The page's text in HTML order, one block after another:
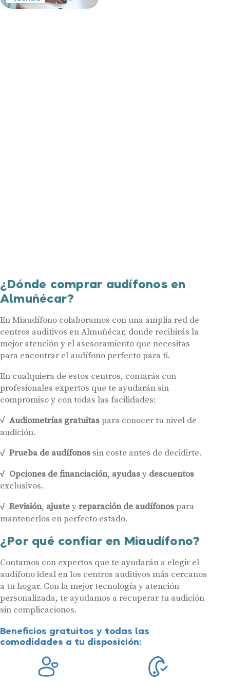
¿Dónde comprar audífonos en
Almuñécar?
En Miaudífono colaboramos con una amplia red de
centros auditivos en Almuñécar, donde recibirás la
mejor atención y el asesoramiento que necesitas
para encontrar el audífono perfecto para ti.
En cualquiera de estos centros, contarás con
profesionales expertos que te ayudarán sin
compromiso y con todas las facilidades:
Audiometrías gratuitaspara conocer tu nivel de
audición.
Prueba de audífonossin coste antes de decidirte.
Opciones de financiación, ayudasy descuentos
exclusivos.
Revisión, ajusteyreparación de audífonospara
mantenerlos en perfecto estado.
¿Por qué confiar en Miaudífono?
Contamos con expertos que te ayudarán a elegir el
audífono ideal en los centros auditivos más cercanos
a tu hogar. Con la mejor tecnología y atención
personalizada, te ayudamos a recuperar tu audición
sin complicaciones.
Beneficios gratuitos y todas las
comodidades a tu disposición: